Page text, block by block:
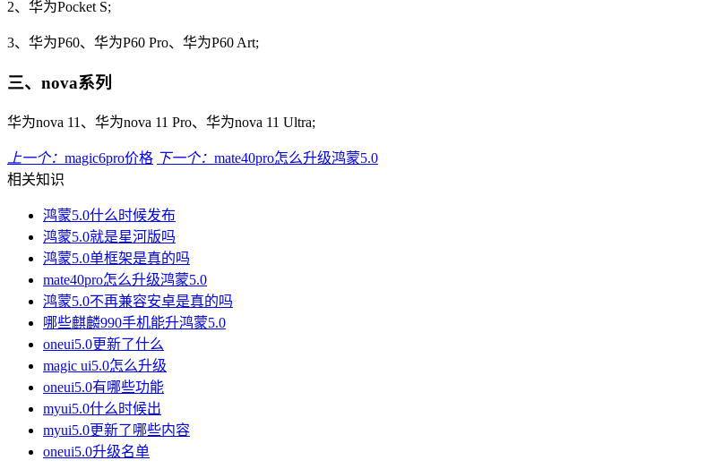
2、华为Pocket S;
3、华为P60、华为P60 Pro、华为P60 Art;
三、nova系列
华为nova 11、华为nova 11 Pro、华为nova 11 Ultra;
上一个： magic6pro价格 下一个： mate40pro怎么升级鸿蒙5.0
相关知识
鸿蒙5.0什么时候发布
鸿蒙5.0就是星河版吗
鸿蒙5.0单框架是真的吗
mate40pro怎么升级鸿蒙5.0
鸿蒙5.0不再兼容安卓是真的吗
哪些麒麟990手机能升鸿蒙5.0
oneui5.0更新了什么
magic ui5.0怎么升级
oneui5.0有哪些功能
myui5.0什么时候出
myui5.0更新了哪些内容
oneui5.0升级名单